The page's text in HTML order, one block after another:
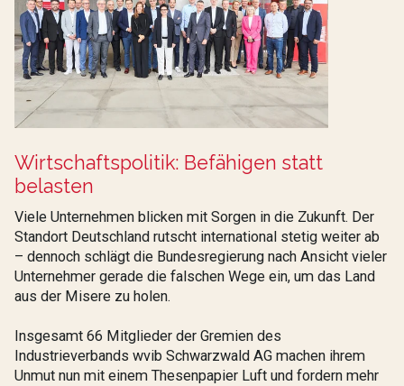
Wirtschaftspolitik: Befähigen statt
belasten
Viele Unternehmen blicken mit Sorgen in die Zukunft. Der
Standort Deutschland rutscht international stetig weiter ab
– dennoch schlägt die Bundesregierung nach Ansicht vieler
Unternehmer gerade die falschen Wege ein, um das Land
aus der Misere zu holen.
Insgesamt 66 Mitglieder der Gremien des
Industrieverbands wvib Schwarzwald AG machen ihrem
Unmut nun mit einem Thesenpapier Luft und fordern mehr